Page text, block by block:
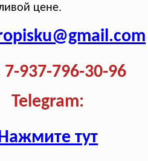
цене.
7-937-796-30-96
Telegram:
тут